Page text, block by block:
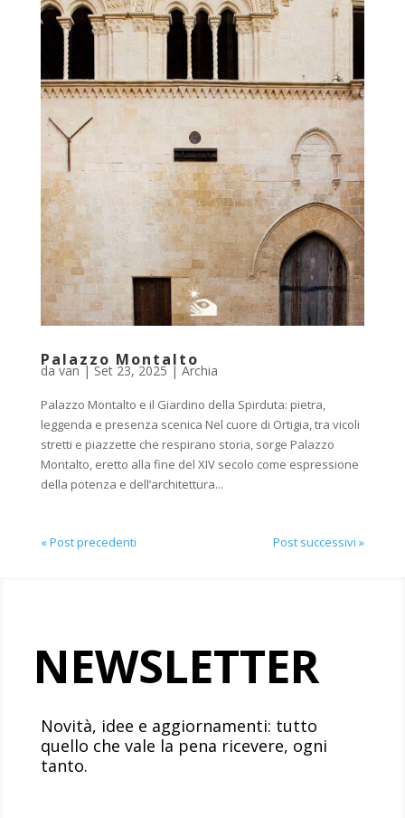
Palazzo Montalto
da van | Set 23, 2025 | Archia
Palazzo Montalto e il Giardino della Spirduta: pietra,
leggenda e presenza scenica Nel cuore di Ortigia, tra vicoli
stretti e piazzette che respirano storia, sorge Palazzo
Montalto, eretto alla fine del XIV secolo come espressione
della potenza e dell’architettura...
« Post precedenti Post successivi »
NEWSLETTER
Novità, idee e aggiornamenti: tutto
quello che vale la pena ricevere, ogni
tanto.